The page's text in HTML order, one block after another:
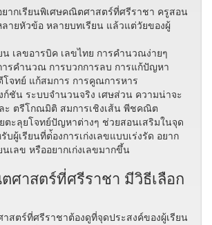
ากเรียนพิเศษคณิตศาสตร์ที่ศรีราชา ครูสอน
ายหัวข้อ หลายบทเรียน แล้วแต่วัยของผู้
น เลขอารบิค เลขไทย การคำนวณง่ายๆ
รคำนวณ การบวกการลบ การแก้ปัญหา
โจทย์ แก้สมการ การคูณการหาร
ชัน ระบบจำนวนจริง เศษส่วน ความน่าจะ
ะ ตรีโกณมิติ สมการเชิงเส้น พีชคณิต
ตะลุยโจทย์ปัญหาต่างๆ ช่วยสอนเสริมในจุด
บผู้เรียนที่ต่้องการเก่งเลขแบบเร่งรัด อยาก
นเลข หรืออยากเก่งเลขมากขึ้น
ศาสตร์ที่ศรีราชา มีวิธีเลือก
สตร์​ที่ศรีราชาต้องดูที่จุดประสงค์ของผู้เรียน